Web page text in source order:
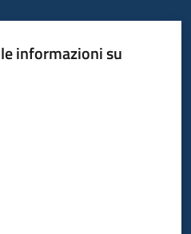
informazioni su